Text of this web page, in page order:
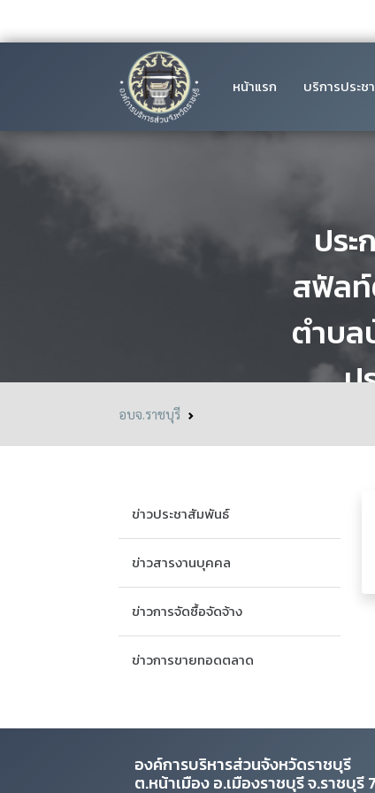
หน้าแรก บริการประช
ปร
สฟัล
ตำบล
ป
อบจ.ราชบุรี
ข่าวประชาสัมพันธ์
ข่าวสารงานบุคคล
ข่าวการจัดซื้อจัดจ้าง
ข่าวการขายทอดตลาด
องค์การบริหารส่วนจังหวัดราชบุรี
ต.หน้าเมือง อ.เมืองราชบุรี จ.ราชบุ